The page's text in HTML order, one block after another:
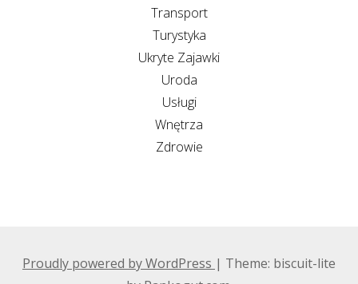
Transport
Turystyka
Ukryte Zajawki
Uroda
Usługi
Wnętrza
Zdrowie
Proudly powered by WordPress | Theme: biscuit-lite